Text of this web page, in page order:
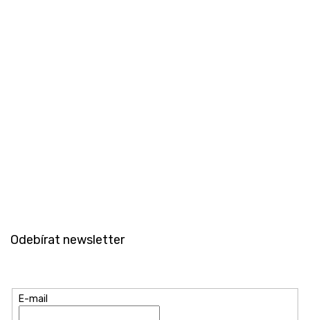
Odebírat newsletter
E-mail